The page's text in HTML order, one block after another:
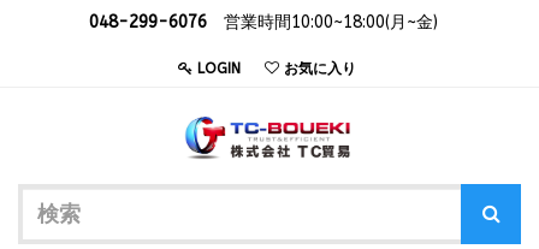
048-299-6076 営業時間10:00~18:00(月~金)
LOGIN お気に入り